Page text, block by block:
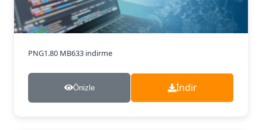
PNG1.80 MB633 indirme
Önizle İndir